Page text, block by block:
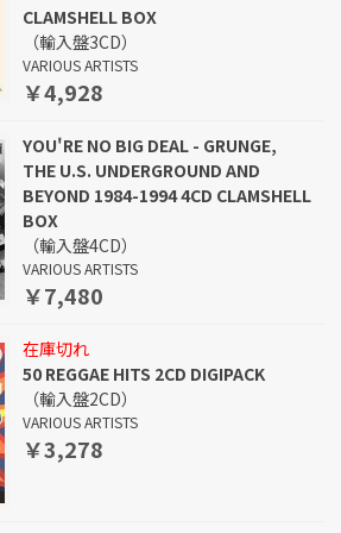
CLAMSHELL BOX
（輸入盤3CD）
VARIOUS ARTISTS
￥4,928
YOU'RE NO BIG DEAL - GRUNGE,
THE U.S. UNDERGROUND AND
BEYOND 1984-1994 4CD CLAMSHELL
BOX
（輸入盤4CD）
VARIOUS ARTISTS
￥7,480
在庫切れ
50 REGGAE HITS 2CD DIGIPACK
（輸入盤2CD）
VARIOUS ARTISTS
￥3,278